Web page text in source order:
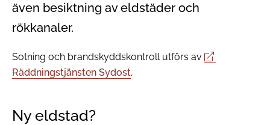
även besiktning av eldstäder och
rökkanaler.
Sotning och brandskyddskontroll utförs av
Räddningstjänsten Sydost.
Ny eldstad?